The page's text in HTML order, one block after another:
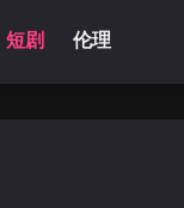
短剧 伦理